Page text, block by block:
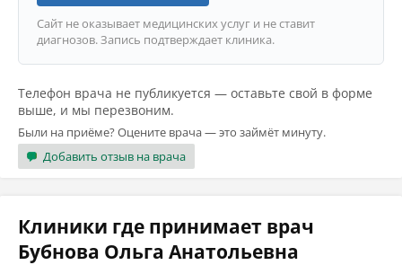
Сайт не оказывает медицинских услуг и не ставит
диагнозов. Запись подтверждает клиника.
Телефон врача не публикуется — оставьте свой в форме
выше, и мы перезвоним.
Были на приёме? Оцените врача — это займёт минуту.
Добавить отзыв на врача
Клиники где принимает врач
Бубнова Ольга Анатольевна